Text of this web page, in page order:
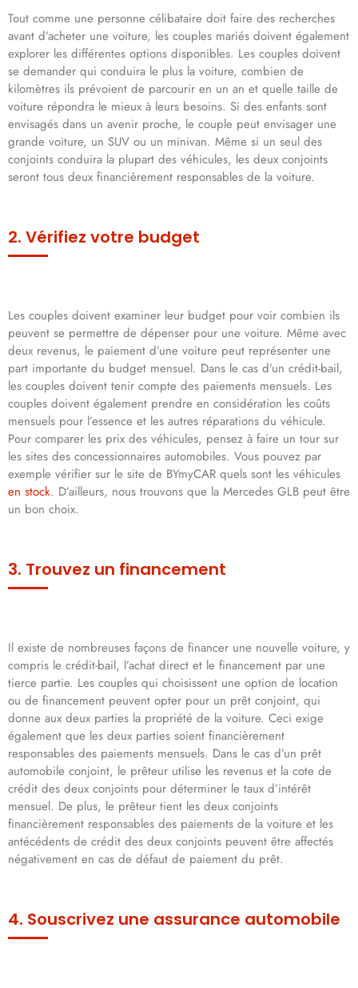
Tout comme une personne célibataire doit faire des recherches
avant d’acheter une voiture, les couples mariés doivent également
explorer les différentes options disponibles. Les couples doivent
se demander qui conduira le plus la voiture, combien de
kilomètres ils prévoient de parcourir en un an et quelle taille de
voiture répondra le mieux à leurs besoins. Si des enfants sont
envisagés dans un avenir proche, le couple peut envisager une
grande voiture, un SUV ou un minivan. Même si un seul des
conjoints conduira la plupart des véhicules, les deux conjoints
seront tous deux financièrement responsables de la voiture.
2. Vérifiez votre budget
Les couples doivent examiner leur budget pour voir combien ils
peuvent se permettre de dépenser pour une voiture. Même avec
deux revenus, le paiement d’une voiture peut représenter une
part importante du budget mensuel. Dans le cas d’un crédit-bail,
les couples doivent tenir compte des paiements mensuels. Les
couples doivent également prendre en considération les coûts
mensuels pour l’essence et les autres réparations du véhicule.
Pour comparer les prix des véhicules, pensez à faire un tour sur
les sites des concessionnaires automobiles. Vous pouvez par
exemple vérifier sur le site de BYmyCAR quels sont les véhicules
en stock. D’ailleurs, nous trouvons que la Mercedes GLB peut être
un bon choix.
3. Trouvez un financement
Il existe de nombreuses façons de financer une nouvelle voiture, y
compris le crédit-bail, l’achat direct et le financement par une
tierce partie. Les couples qui choisissent une option de location
ou de financement peuvent opter pour un prêt conjoint, qui
donne aux deux parties la propriété de la voiture. Ceci exige
également que les deux parties soient financièrement
responsables des paiements mensuels. Dans le cas d’un prêt
automobile conjoint, le prêteur utilise les revenus et la cote de
crédit des deux conjoints pour déterminer le taux d’intérêt
mensuel. De plus, le prêteur tient les deux conjoints
financièrement responsables des paiements de la voiture et les
antécédents de crédit des deux conjoints peuvent être affectés
négativement en cas de défaut de paiement du prêt.
4. Souscrivez une assurance automobile